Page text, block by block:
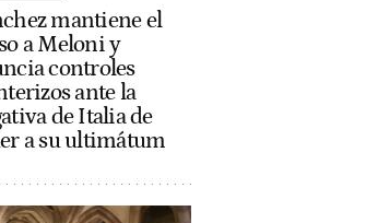
mantiene el
a Meloni y
controles
ante la
de Italia de
a su ultimátum